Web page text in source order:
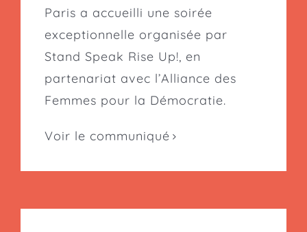
Paris a accueilli une soirée
exceptionnelle organisée par
Stand Speak Rise Up!, en
partenariat avec l’Alliance des
Femmes pour la Démocratie.
Voir le communiqué